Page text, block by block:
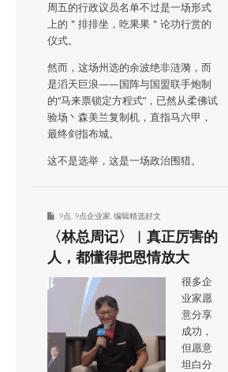
周五的行政议员名单不过是一场形式
上的＂排排坐，吃果果＂论功行赏的
仪式。
然而，这场州选的余波绝非涟漪，而
是滔天巨浪——国阵与国盟联手炮制
的“马来票锁定方程式”，已然从柔佛试
验场丶森美兰复制机，直指马六甲，
最终剑指布城。
这不是选举，这是一场政治围猎。
9点 9点企业家 编辑精选好文
〈林总周记〉︱真正厉害的
人，都懂得把恩情放大
很多企
业家愿
意分享
成功，
但愿意
坦白分